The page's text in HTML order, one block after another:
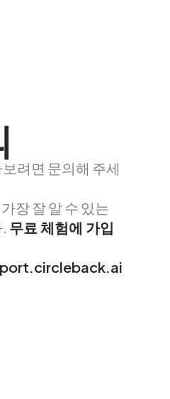
려면 문의해 주세
장 잘 알 수 있는
무료 체험에 가입